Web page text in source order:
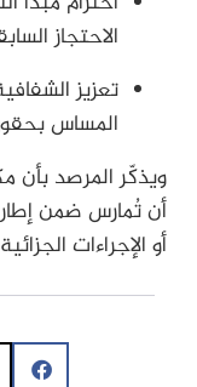
الاحتجاز
تعزيز
المساس
ويذكّر المرصد بأن
أن تُمارس ضمن
أو الإجراءات